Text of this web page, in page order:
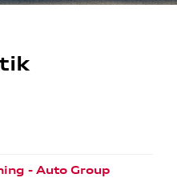
- Auto Group